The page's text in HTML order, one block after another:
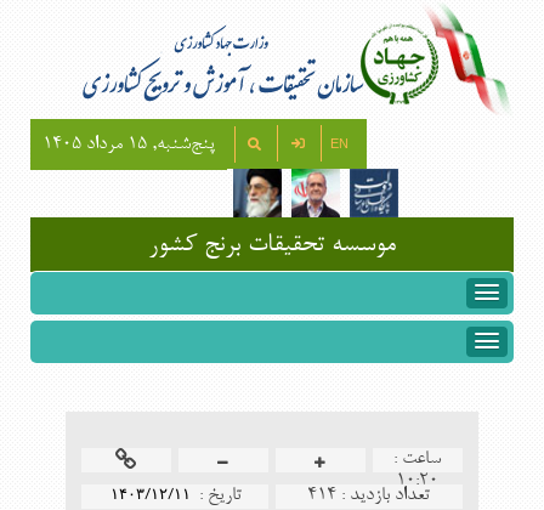
پنج‌شنبه, 15 مرداد 1405 EN
موسسه تحقيقات برنج كشور
ساعت :
۱۰:۲۰
تاريخ : ۱۴۰۳/۱۲/۱۱ تعداد بازدید : 414